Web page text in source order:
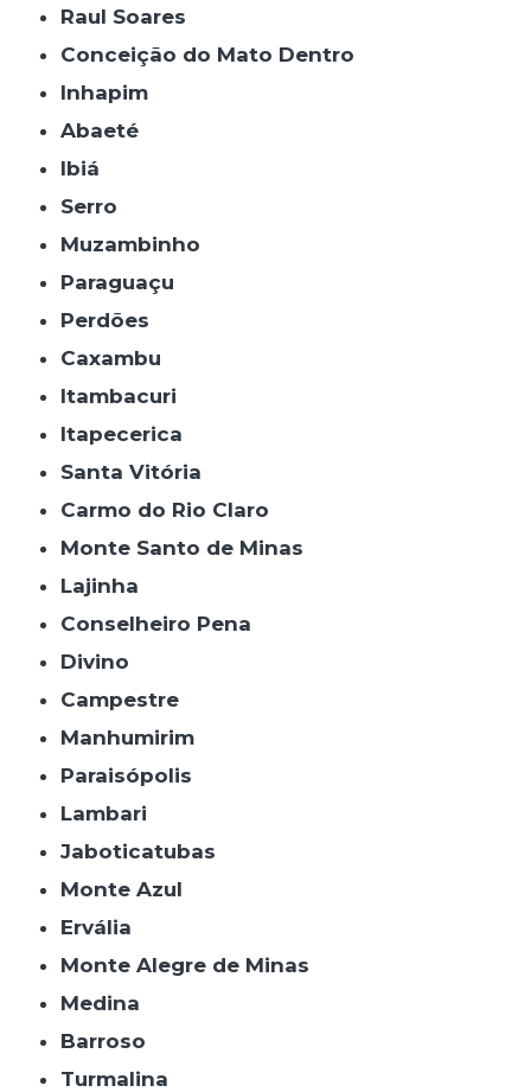
Raul Soares
Conceição do Mato Dentro
Inhapim
Abaeté
Ibiá
Serro
Muzambinho
Paraguaçu
Perdões
Caxambu
Itambacuri
Itapecerica
Santa Vitória
Carmo do Rio Claro
Monte Santo de Minas
Lajinha
Conselheiro Pena
Divino
Campestre
Manhumirim
Paraisópolis
Lambari
Jaboticatubas
Monte Azul
Ervália
Monte Alegre de Minas
Medina
Barroso
Turmalina